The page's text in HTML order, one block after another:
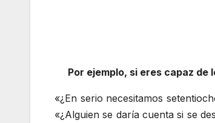
Por ejemplo, si eres capaz de
«¿En serio necesitamos
«¿Alguien se daría cuenta si se